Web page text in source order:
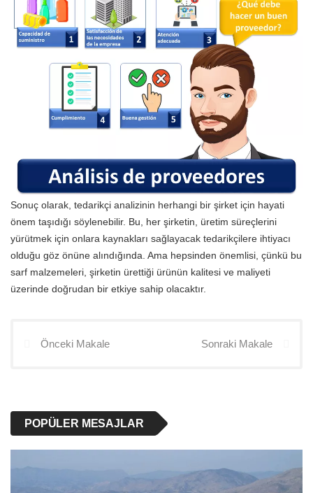
Sonuç olarak, tedarikçi analizinin herhangi bir şirket için hayati
önem taşıdığı söylenebilir. Bu, her şirketin, üretim süreçlerini
yürütmek için onlara kaynakları sağlayacak tedarikçilere ihtiyacı
olduğu göz önüne alındığında. Ama hepsinden önemlisi, çünkü bu
sarf malzemeleri, şirketin ürettiği ürünün kalitesi ve maliyeti
üzerinde doğrudan bir etkiye sahip olacaktır.
Önceki Makale Sonraki Makale
POPÜLER MESAJLAR